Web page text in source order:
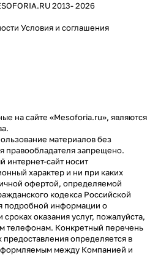
2013- 2026
Условия и соглашения
на сайте «Mesoforia.ru», являются
материалов без
правообладателя запрещено.
интернет-сайт носит
характер и ни при каких
офертой, определяемой
кодекса Российской
подробной информации о
оказания услуг, пожалуйста,
телефонам. Конкретный перечень
предоставления определяется в
между Компанией и